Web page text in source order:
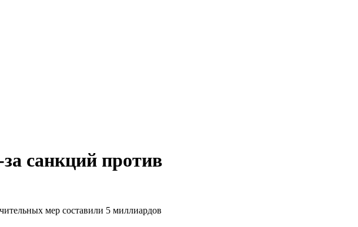
санкций против
мер составили 5 миллиардов